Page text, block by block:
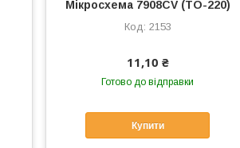
Мікросхема 7908CV (TO-220)
2153
11,10 ₴
Готово до відправки
Купити